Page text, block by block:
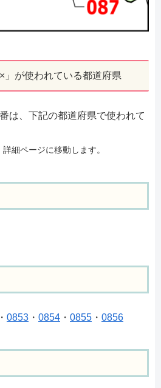
」が使われている都道府県
は、下記の都道府県で使われて
細ページに移動します。
・ 0853 ・ 0854 ・ 0855 ・ 0856